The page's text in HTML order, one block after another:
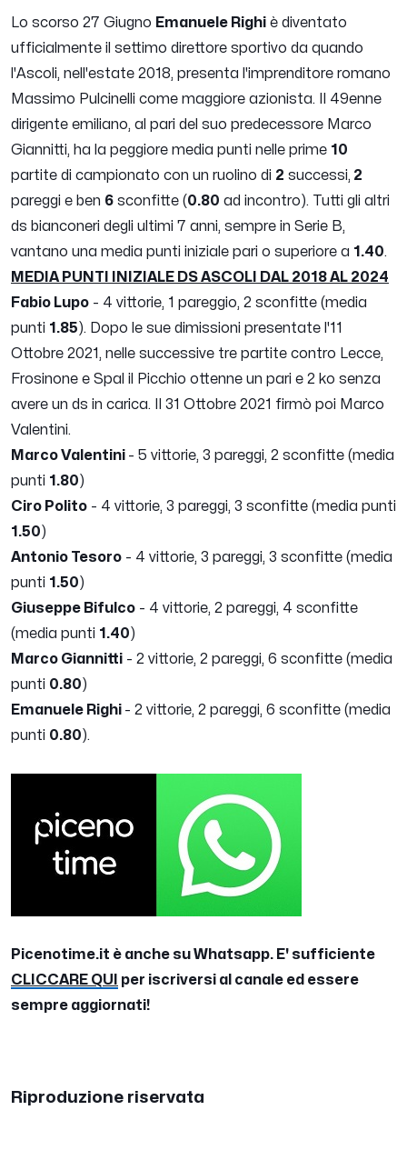
Lo scorso 27 Giugno Emanuele Righi è diventato
ufficialmente il settimo direttore sportivo da quando
l'Ascoli, nell'estate 2018, presenta l'imprenditore romano
Massimo Pulcinelli come maggiore azionista. Il 49enne
dirigente emiliano, al pari del suo predecessore Marco
Giannitti, ha la peggiore media punti nelle prime 10
partite di campionato con un ruolino di 2 successi, 2
pareggi e ben 6 sconfitte (0.80 ad incontro). Tutti gli altri
ds bianconeri degli ultimi 7 anni, sempre in Serie B,
vantano una media punti iniziale pari o superiore a 1.40.
MEDIA PUNTI INIZIALE DS ASCOLI DAL 2018 AL 2024
Fabio Lupo - 4 vittorie, 1 pareggio, 2 sconfitte (media
punti 1.85). Dopo le sue dimissioni presentate l'11
Ottobre 2021, nelle successive tre partite contro Lecce,
Frosinone e Spal il Picchio ottenne un pari e 2 ko senza
avere un ds in carica. Il 31 Ottobre 2021 firmò poi Marco
Valentini.
Marco Valentini - 5 vittorie, 3 pareggi, 2 sconfitte (media
punti 1.80)
Ciro Polito - 4 vittorie, 3 pareggi, 3 sconfitte (media punti
1.50)
Antonio Tesoro - 4 vittorie, 3 pareggi, 3 sconfitte (media
punti 1.50)
Giuseppe Bifulco - 4 vittorie, 2 pareggi, 4 sconfitte
(media punti 1.40)
Marco Giannitti - 2 vittorie, 2 pareggi, 6 sconfitte (media
punti 0.80)
Emanuele Righi - 2 vittorie, 2 pareggi, 6 sconfitte (media
punti 0.80).
Picenotime.it è anche su Whatsapp. E' sufficiente
CLICCARE QUI
per iscriversi al canale ed essere
sempre aggiornati!
Riproduzione riservata